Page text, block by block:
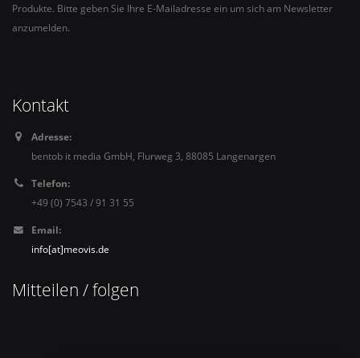
Produkte. Bitte geben Sie Ihre E-Mailadresse ein um sich am Newsletter
anzumelden.
Kontakt
Adresse:
bentob it media GmbH, Flurweg 3, 88085 Langenargen
Telefon:
+49 (0) 7543 / 91 31 55
Email:
info[at]meovis.de
Mitteilen / folgen